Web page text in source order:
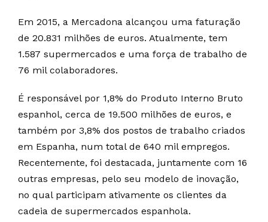
Em 2015, a Mercadona alcançou uma faturação
de 20.831 milhões de euros. Atualmente, tem
1.587 supermercados e uma força de trabalho de
76 mil colaboradores.
É responsável por 1,8% do Produto Interno Bruto
espanhol, cerca de 19.500 milhões de euros, e
também por 3,8% dos postos de trabalho criados
em Espanha, num total de 640 mil empregos.
Recentemente, foi destacada, juntamente com 16
outras empresas, pelo seu modelo de inovação,
no qual participam ativamente os clientes da
cadeia de supermercados espanhola.